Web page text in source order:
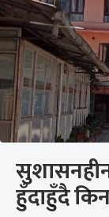
सुशासनहीन
हुँदाहुँदै